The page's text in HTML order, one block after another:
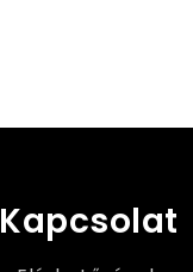
Kapcsolat